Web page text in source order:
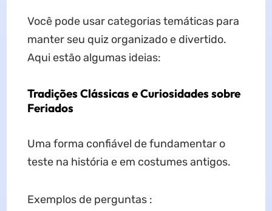
Você pode usar categorias temáticas para
manter seu quiz organizado e divertido.
Aqui estão algumas ideias:
Tradições Clássicas e Curiosidades sobre
Feriados
Uma forma confiável de fundamentar o
teste na história e em costumes antigos.
Exemplos de perguntas :